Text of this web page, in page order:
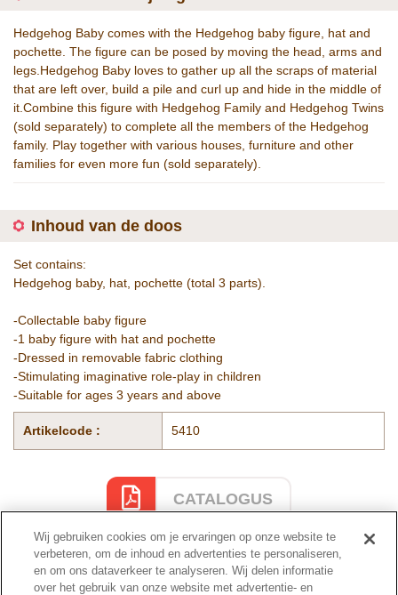
Hedgehog Baby comes with the Hedgehog baby figure, hat and
pochette. The figure can be posed by moving the head, arms and
legs.Hedgehog Baby loves to gather up all the scraps of material
that are left over, build a pile and curl up and hide in the middle of
it.Combine this figure with Hedgehog Family and Hedgehog Twins
(sold separately) to complete all the members of the Hedgehog
family. Play together with various houses, furniture and other
families for even more fun (sold separately).
Inhoud van de doos
Set contains:
Hedgehog baby, hat, pochette (total 3 parts).
-Collectable baby figure
-1 baby figure with hat and pochette
-Dressed in removable fabric clothing
-Stimulating imaginative role-play in children
-Suitable for ages 3 years and above
Artikelcode : 5410
CATALOGUS
Cataloguspagina
Wij gebruiken cookies om je ervaringen op onze website te
verbeteren, om de inhoud en advertenties te personaliseren,
en om ons dataverkeer te analyseren. Wij delen informatie
over het gebruik van onze website met advertentie- en